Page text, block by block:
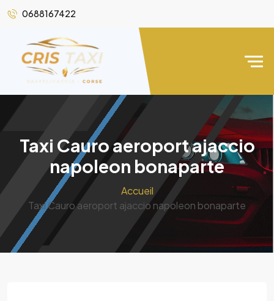
0688167422
Taxi Cauro aeroport ajaccio
napoleon bonaparte
Accueil
Taxi Cauro aeroport ajaccio napoleon bonaparte